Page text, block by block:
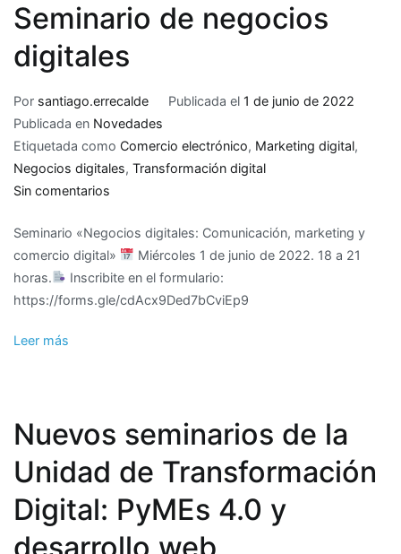
Seminario de negocios
digitales
Por santiago.errecalde Publicada el 1 de junio de 2022
Publicada en Novedades
Etiquetada como Comercio electrónico, Marketing digital,
Negocios digitales, Transformación digital
Sin comentarios
de
negocios
digitales
Seminario «Negocios digitales: Comunicación, marketing y
comercio digital»
Miércoles 1 de junio de 2022. 18 a 21
horas.
Inscribite en el formulario:
https://forms.gle/cdAcx9Ded7bCviEp9
Leer más
Nuevos seminarios de la
Unidad de Transformación
Digital: PyMEs 4.0 y